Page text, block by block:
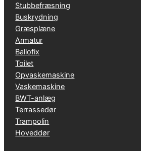
Stubbefræsning
Buskrydning
Græsplæne
Armatur
Ballofix
Toilet
Opvaskemaskine
Vaskemaskine
BWT-anlæg
Terrassedør
Trampolin
Hoveddør